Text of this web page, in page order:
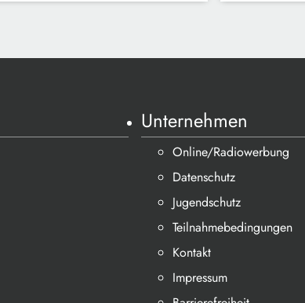
Unternehmen
Online/Radiowerbung
Datenschutz
Jugendschutz
Teilnahmebedingungen
Kontakt
Impressum